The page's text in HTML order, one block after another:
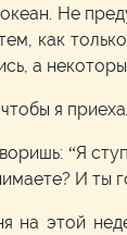
Не
как
а
я
“Я
И ты
на этой